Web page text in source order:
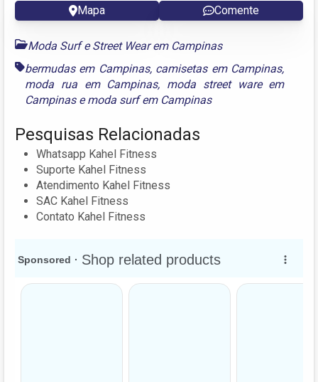
Mapa Comente
Moda Surf e Street Wear em Campinas
bermudas em Campinas, camisetas em Campinas,
moda rua em Campinas, moda street ware em
Campinasemoda surf em Campinas
Pesquisas Relacionadas
Whatsapp Kahel Fitness
Suporte Kahel Fitness
Atendimento Kahel Fitness
SAC Kahel Fitness
Contato Kahel Fitness